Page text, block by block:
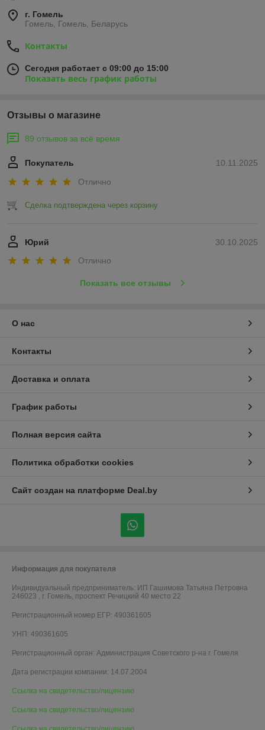
г. Гомель
Гомель, Гомель, Беларусь
Контакты
Сегодня работает с 09:00 до 15:00
Показать весь график работы
Отзывы о магазине
89 отзывов за всё время
10.11.2025
Покупатель
Отлично
Сделка подтверждена через корзину
30.10.2025
Юрий
Отлично
Показать все отзывы
О нас
Контакты
Доставка и оплата
График работы
Полная версия сайта
Политика обработки cookies
Сайт создан на платформе Deal.by
Информация для покупателя
Индивидуальный предприниматель: ИП Гашимова Татьяна Петровна
246023 , г. Гомель, проспект Речицкий 40 место 22
Регистрационный номер ЕГР: 490361605
УНП: 490361605
Регистрационный орган: Администрация Советского р-на г. Гомеля
Дата регистрации компании: 14.07.2004
Ссылка на свидетельство/лицензию
Ссылка на свидетельство/лицензию